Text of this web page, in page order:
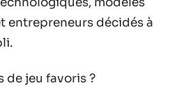
entrepreneurs décidés à
de jeu favoris ?